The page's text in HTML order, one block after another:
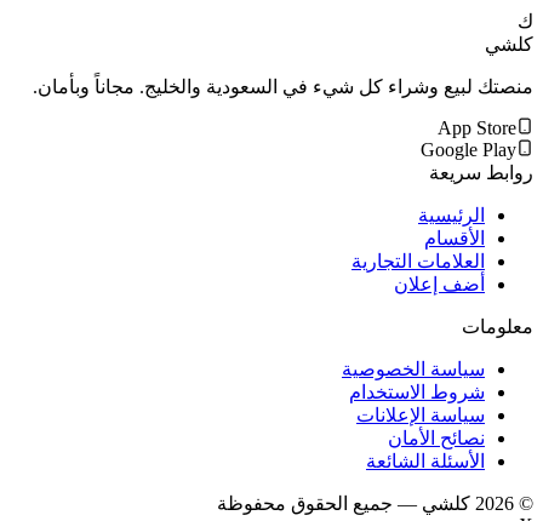
ك
كلشي
منصتك لبيع وشراء كل شيء في السعودية والخليج. مجاناً وبأمان.
App Store
Google Play
روابط سريعة
الرئيسية
الأقسام
العلامات التجارية
أضف إعلان
معلومات
سياسة الخصوصية
شروط الاستخدام
سياسة الإعلانات
نصائح الأمان
الأسئلة الشائعة
©
2026 كلشي — جميع الحقوق محفوظة